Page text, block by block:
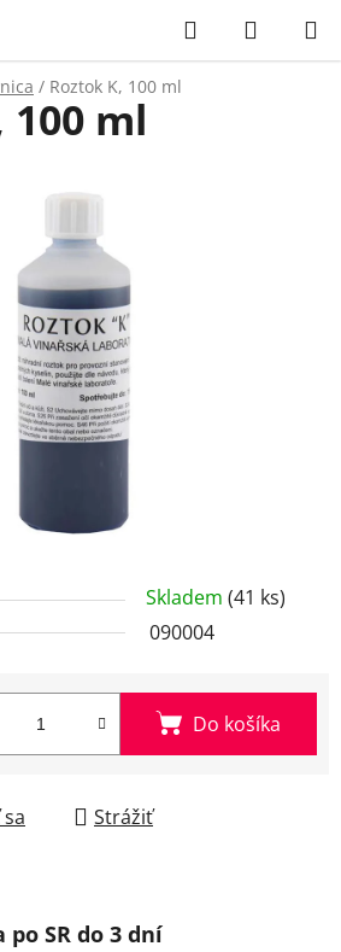
Hľadať
KOŠÍK
/ Roztok K, 100 ml
Skladem (41 ks)
090004
Do košíka
Strážiť
100 ml
po SR do 3 dní